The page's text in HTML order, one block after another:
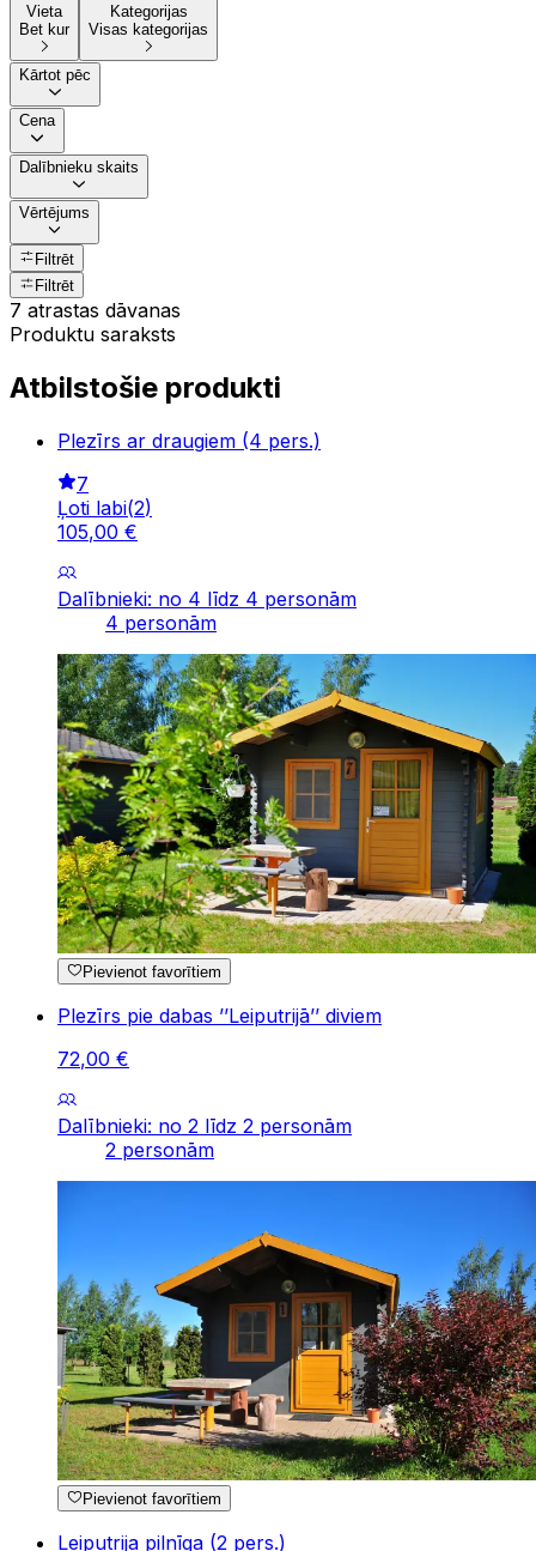
Vieta
Bet kur
Kategorijas
Visas kategorijas
Kārtot pēc
Cena
Dalībnieku skaits
Vērtējums
Filtrēt
Filtrēt
7 atrastas dāvanas
Produktu saraksts
Atbilstošie produkti
Plezīrs ar draugiem (4 pers.)
7
Ļoti labi(2)
105,00 €
Dalībnieki: no 4 līdz 4 personām
4 personām
Pievienot favorītiem
Plezīrs pie dabas ’’Leiputrijā’’ diviem
72,00 €
Dalībnieki: no 2 līdz 2 personām
2 personām
Pievienot favorītiem
Leiputrija pilnīga (2 pers.)